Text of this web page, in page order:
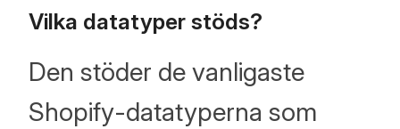
Shopify under
länkar skrivs om.
Vilka datatyper stöds?
Den stöder de vanligaste
Shopify-datatyperna som